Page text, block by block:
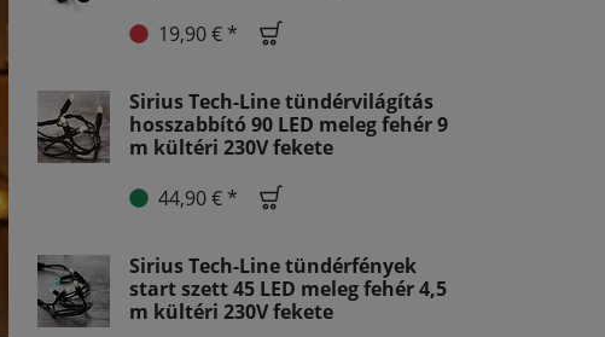
19,90 € *
Sirius Tech-Line tündérvilágítás
hosszabbító 90 LED meleg fehér 9
m kültéri 230V fekete
44,90 € *
Sirius Tech-Line tündérfények
start szett 45 LED meleg fehér 4,5
m kültéri 230V fekete